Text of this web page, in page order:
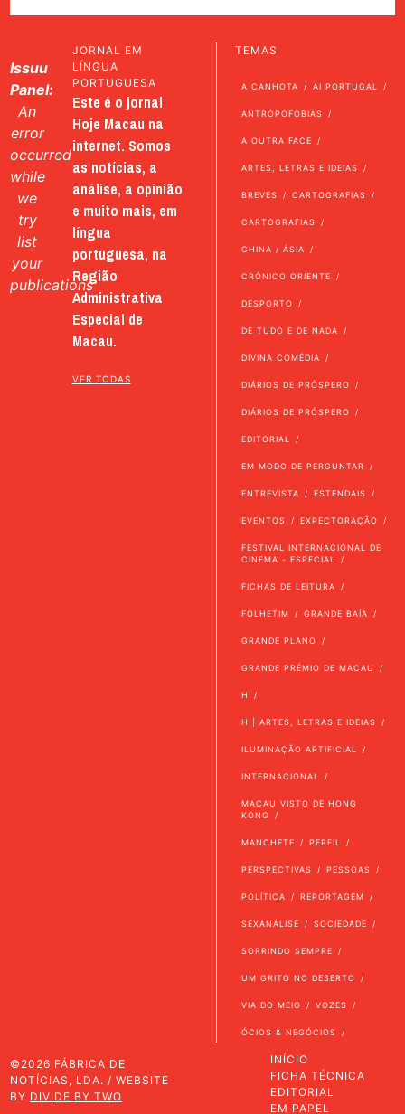
Issuu
Panel:
An
error
occurred
while
we
try
list
your
publications
JORNAL EM
LÍNGUA
PORTUGUESA
Este é o jornal
Hoje Macau na
internet. Somos
as notícias, a
análise, a opinião
e muito mais, em
língua
portuguesa, na
Região
Administrativa
Especial de
Macau.
VER TODAS
TEMAS
A CANHOTA AI PORTUGAL
ANTROPOFOBIAS
A OUTRA FACE
ARTES, LETRAS E IDEIAS
BREVES CARTOGRAFIAS
CARTOGRAFIAS
CHINA / ÁSIA
CRÓNICO ORIENTE
DESPORTO
DE TUDO E DE NADA
DIVINA COMÉDIA
DIÁRIOS DE PRÓSPERO
DIÁRIOS DE PRÓSPERO
EDITORIAL
EM MODO DE PERGUNTAR
ENTREVISTA ESTENDAIS
EVENTOS EXPECTORAÇÃO
FESTIVAL INTERNACIONAL DE
CINEMA - ESPECIAL
FICHAS DE LEITURA
FOLHETIM GRANDE BAÍA
GRANDE PLANO
GRANDE PRÉMIO DE MACAU
H
H | ARTES, LETRAS E IDEIAS
ILUMINAÇÃO ARTIFICIAL
INTERNACIONAL
MACAU VISTO DE HONG
KONG
MANCHETE PERFIL
PERSPECTIVAS PESSOAS
POLÍTICA REPORTAGEM
SEXANÁLISE SOCIEDADE
SORRINDO SEMPRE
UM GRITO NO DESERTO
VIA DO MEIO VOZES
ÓCIOS & NEGÓCIOS
©2026 FÁBRICA DE
NOTÍCIAS, LDA. / WEBSITE
BY DIVIDE BY TWO
INÍCIO
FICHA TÉCNICA
EDITORIAL
EM PAPEL